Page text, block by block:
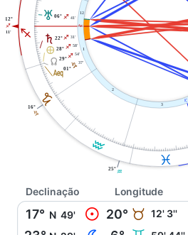
I
J
K
L
1
W
2
3
j
12
I
12°
11'
J
16°
K
25°
S 22° I 31'
È 28° I 58'
Y 29° I 54'
l01°
J
37'
T 06° I 41'
Declinação Longitude
17° N 49' M 20° B 12' 3''